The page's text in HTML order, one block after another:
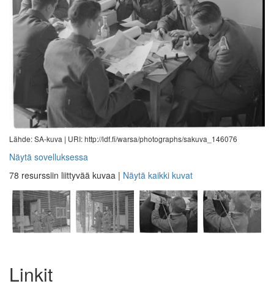
Lähde: SA-kuva | URI: http://ldf.fi/warsa/photographs/sakuva_146076
Näytä sovelluksessa
78 resurssiin liittyvää kuvaa | Näytä kaikki kuvat
Linkit